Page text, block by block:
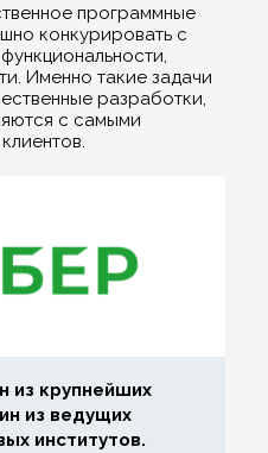
программные
конкурировать с
Именно такие задачи
разработки,
с самыми
из крупнейших
из ведущих
институтов.